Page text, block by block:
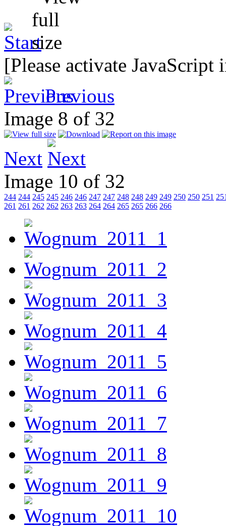
[Please activate
Previous
Image 8 of 32
Next
Image 10 of 32
244 244 245 245 246 246 247 247 248 248 249 249 250 250 251
261 261 262 262 263 263 264 264 265 265 266 266